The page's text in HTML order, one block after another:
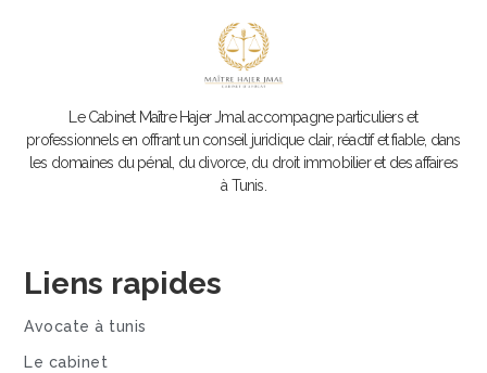
Le Cabinet Maître Hajer Jmalaccompagne particuliers et
professionnels en offrant un conseil juridique clair, réactif et fiable, dans
les domaines du pénal, du divorce, du droit immobilier et des affaires
à Tunis.
Liens rapides
Avocate à tunis
Le cabinet